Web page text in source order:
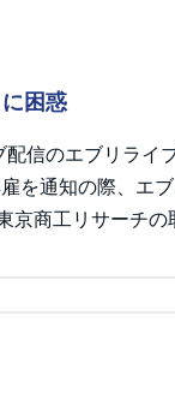
困惑
信のエブリライ
通知の際、エ
商工リサーチの